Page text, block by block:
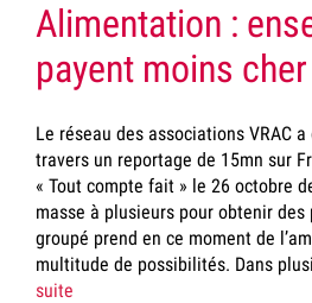
Alimentation :
payent moins
Le réseau des associations VRAC
travers un reportage de 15mn sur
« Tout compte fait » le 26 octobre
masse à plusieurs pour obtenir des
groupé prend en ce moment de
multitude de possibilités. Dans
suite